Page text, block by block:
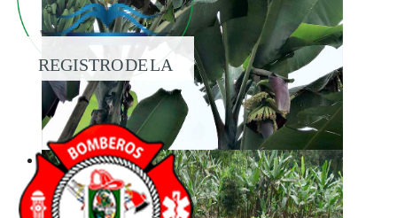
REGISTRO DE LA
PROPIEDAD